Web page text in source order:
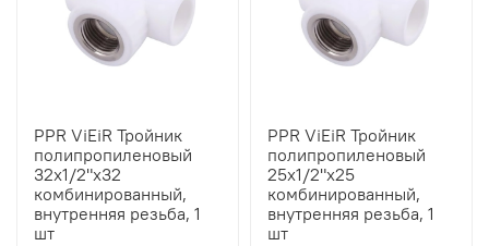
PPR ViEiR Тройник
полипропиленовый
32х1/2"х32
комбинированный,
внутренняя резьба, 1
шт
PPR ViEiR Тройник
полипропиленовый
25х1/2"х25
комбинированный,
внутренняя резьба, 1
шт